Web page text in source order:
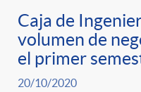
Caja de
volumen de
el primer
20/10/2020